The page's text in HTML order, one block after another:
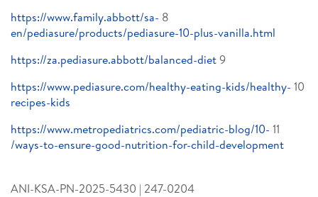
8
https://www.family.abbott/sa-
en/pediasure/products/pediasure-10-plus-vanilla.html
9
https://za.pediasure.abbott/balanced-diet
10
https://www.pediasure.com/healthy-eating-kids/healthy-
recipes-kids
11
https://www.metropediatrics.com/pediatric-blog/10-
ways-to-ensure-good-nutrition-for-child-development/
ANI-KSA-PN-2025-5430 | 247-0204